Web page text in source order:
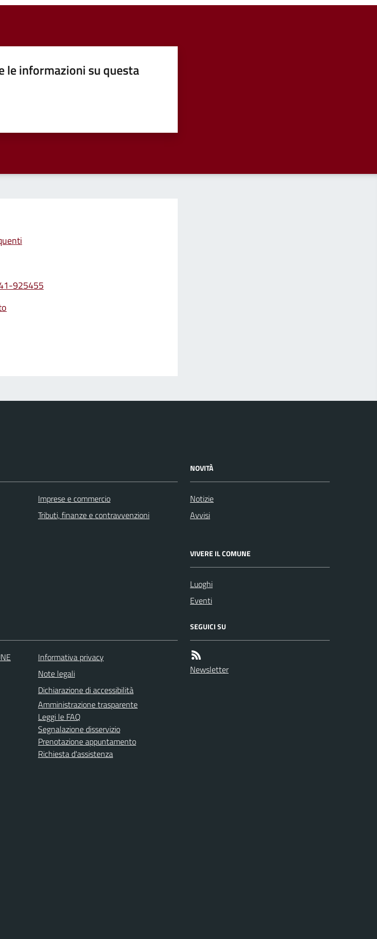
le informazioni su questa
925455
Imprese e commercio
Tributi, finanze e contravvenzioni
NOVITÀ
Notizie
Avvisi
VIVERE IL COMUNE
Luoghi
Eventi
Informativa privacy
Note legali
Dichiarazione di accessibilità
Amministrazione trasparente
Leggi le FAQ
Segnalazione disservizio
Prenotazione appuntamento
Richiesta d'assistenza
SEGUICI SU
Newsletter